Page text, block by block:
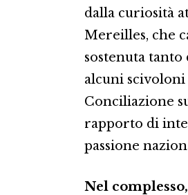
dalla curiosità
Mereilles, che
sostenuta
alcuni scivoloni
Conciliazione
rapporto di
passione
Nel